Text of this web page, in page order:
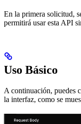
En la primera solicitud,
permitirá usar esta API
Uso Básico
A continuación, puedes
la interfaz, como se